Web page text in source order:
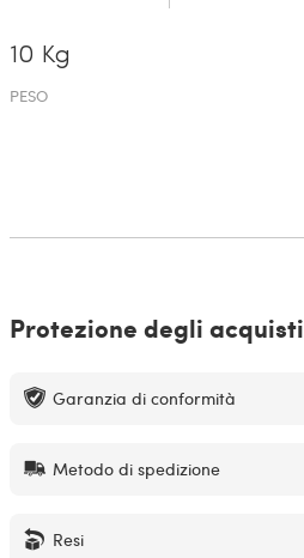
10 Kg
PESO
Protezione degli acquisti
Garanzia di conformità
Metodo di spedizione
Resi